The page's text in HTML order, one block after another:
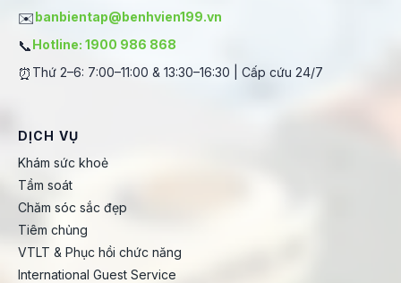
✉️banbientap@benhvien199.vn
📞Hotline: 1900 986 868
⏰ Thứ 2–6: 7:00–11:00 & 13:30–16:30 | Cấp cứu 24/7
DỊCH VỤ
Khám sức khoẻ
Tầm soát
Chăm sóc sắc đẹp
Tiêm chủng
VTLT & Phục hồi chức năng
International Guest Service